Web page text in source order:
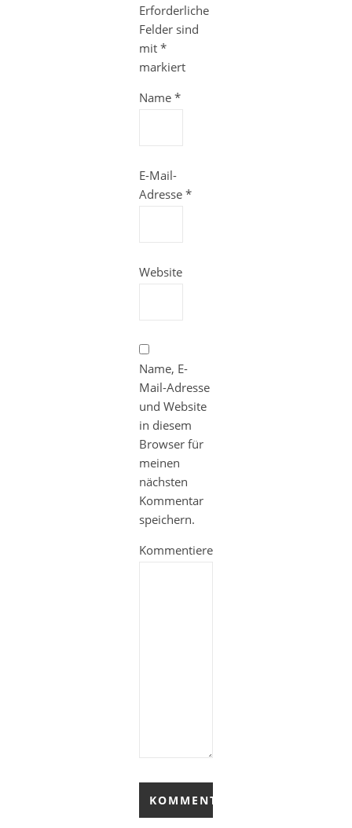
Erforderliche
Felder sind
mit *
markiert
Name *
E-Mail-
Adresse *
Website
Name, E-
Mail-Adresse
und Website
in diesem
Browser für
meinen
nächsten
Kommentar
speichern.
Kommentieren